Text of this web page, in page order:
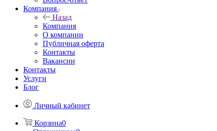
Компания
Назад
Компания
О компании
Публичная оферта
Контакты
Вакансии
Контакты
Услуги
Блог
Личный кабинет
Корзина0